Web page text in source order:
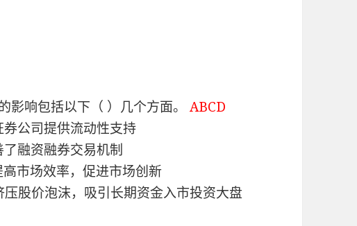
影响包括以下（ ）几个方面。ABCD
公司提供流动性支持
融资融券交易机制
市场效率，促进市场创新
股价泡沫，吸引长期资金入市投资大盘